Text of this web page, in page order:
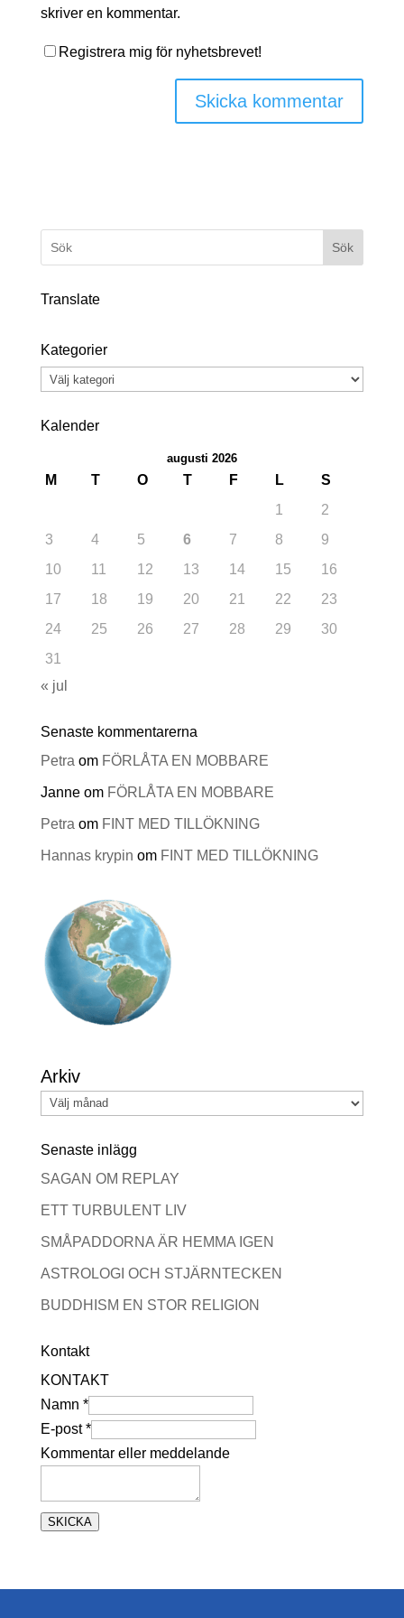
skriver en kommentar.
Registrera mig för nyhetsbrevet!
Sök
Translate
Kategorier
Kategorier
Kalender
augusti 2026
M T O T F L
S
1
2
3
4 5 6 7 8
9
10
11 12 13 14 15
16
17
18 19 20 21 22
23
24
25 26 27 28 29
30
31
« jul
Senaste kommentarerna
Petra om FÖRLÅTA EN MOBBARE
Janneom FÖRLÅTA EN MOBBARE
Petra om FINT MED TILLÖKNING
Hannas krypin om FINT MED TILLÖKNING
Arkiv
Senaste inlägg
SAGAN OM REPLAY
ETT TURBULENT LIV
SMÅPADDORNA ÄR HEMMA IGEN
ASTROLOGI OCH STJÄRNTECKEN
BUDDHISM EN STOR RELIGION
Kontakt
KONTAKT
Namn *
E-post*
e
l
e
Kommentar eller meddelande
SKICKA